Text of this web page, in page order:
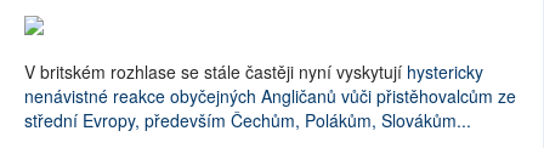
V britském rozhlase se stále častěji nyní vyskytují hystericky
nenávistné reakce obyčejných Angličanů vůči přistěhovalcům ze
střední Evropy, především Čechům, Polákům, Slovákům...